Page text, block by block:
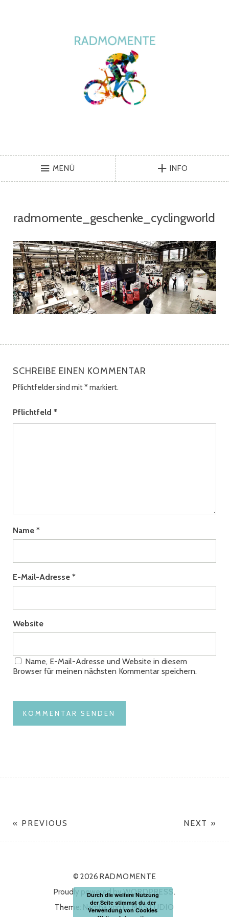
MENÜ INFO
radmomente_geschenke_cyclingworld
SCHREIBE EINEN KOMMENTAR
Pflichtfelder sind mit*markiert.
Pflichtfeld *
Name *
E-Mail-Adresse *
Website
Name, E-Mail-Adresse und Website in diesem
Browser für meinen nächsten Kommentar speichern.
« PREVIOUS NEXT »
© 2026 RADMOMENTE
Proudly powered byWORDPRESS.
Theme: Namba vonELMASTUDIO
Durch die weitere Nutzung
der Seite stimmst du der
Verwendung von Cookies